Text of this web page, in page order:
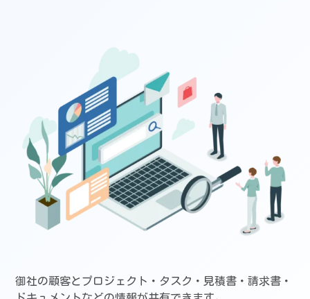
御社の顧客とプロジェクト・タスク・見積書・請求書・